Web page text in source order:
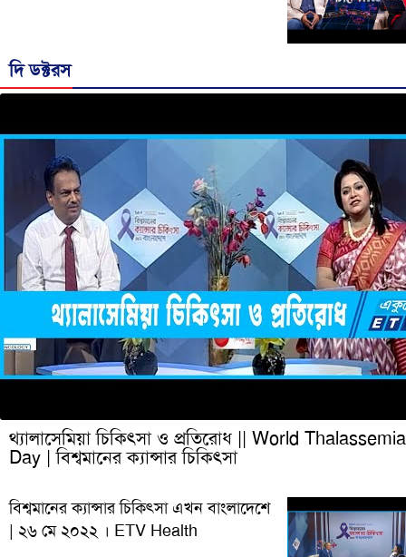
দি ডক্টরস
থ্যালাসেমিয়া চিকিৎসা ও প্রতিরোধ || World Thalassemia
Day | বিশ্বমানের ক্যান্সার চিকিৎসা
বিশ্বমানের ক্যান্সার চিকিৎসা এখন বাংলাদেশে
| ২৬ মে ২০২২ । ETV Health